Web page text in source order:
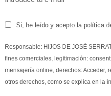
Si, he leído y acepto la política
Responsable: HIJOS DE JOSÉ
fines comerciales, legitimación:
mensajería online, derechos: Acceder,
otros derechos, como se explica en la